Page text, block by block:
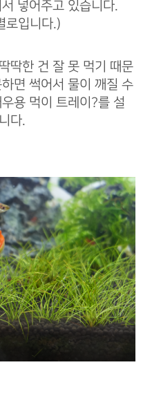
넣어주고 있습니다.
로입니다.)
딱한 건 잘 못 먹기 때문
면 썩어서 물이 깨질 수
용 먹이 트레이?를 설
다.